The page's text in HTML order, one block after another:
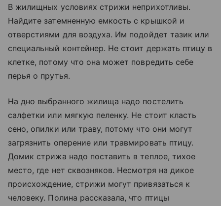
В жилищных условиях стрижи неприхотливы.
Найдите затемненную емкость с крышкой и
отверстиями для воздуха. Им подойдет тазик или
специальный контейнер. Не стоит держать птицу в
клетке, потому что она может повредить себе
перья о прутья.
На дно выбранного жилища надо постелить
салфетки или мягкую пеленку. Не стоит класть
сено, опилки или траву, потому что они могут
загрязнить оперение или травмировать птицу.
Домик стрижа надо поставить в теплое, тихое
место, где нет сквозняков. Несмотря на дикое
происхождение, стрижи могут привязаться к
человеку. Полина рассказала, что птицы